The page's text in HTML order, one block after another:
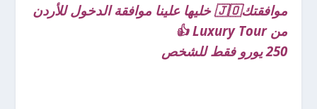
موافقتك🇯🇴 خليها علينا موافقة الدخول للأردن
من Luxury Tour 👍
250 يورو فقط للشخص